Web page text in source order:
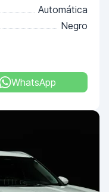
Automática
Negro
WhatsApp